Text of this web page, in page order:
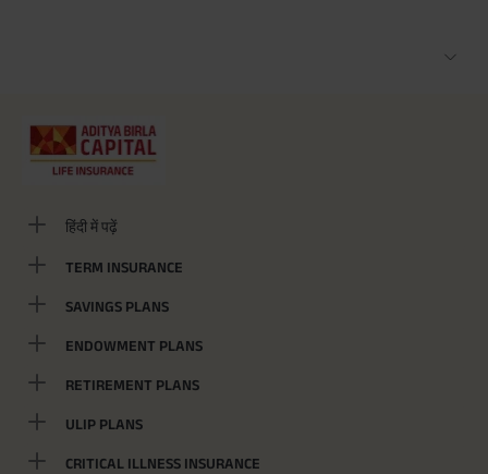
हिंदी में पढ़ें
TERM INSURANCE
SAVINGS PLANS
ENDOWMENT PLANS
RETIREMENT PLANS
ULIP PLANS
CRITICAL ILLNESS INSURANCE